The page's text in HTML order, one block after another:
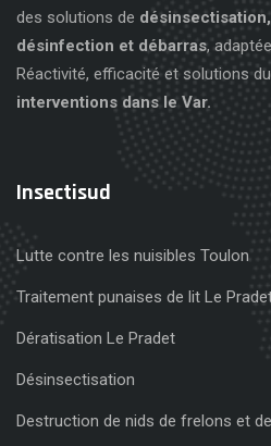
des solutions de
désinfection et débarras,
Réactivité, efficacité et solutions
interventions dans le Var.
Insectisud
Lutte contre les nuisibles Toulon
Traitement punaises de lit Le
Dératisation Le Pradet
Désinsectisation
Destruction de nids de frelons et